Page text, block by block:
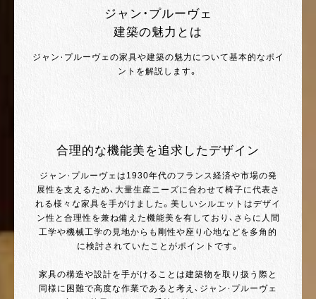
ジャン・プルーヴェ
建築の魅力とは
ジャン・プルーヴェの家具や建築の魅力について基本的なポイ
ントを解説します。
合理的な機能美を追求したデザイン
ジャン・プルーヴェは1930年代のフランス経済や市場の発
展性を支えるため、大量生産ニーズに合わせて椅子に代表さ
れる様々な家具を手がけました。美しいシルエットはデザイ
ン性と合理性を兼ね備えた機能美を有しており、さらに人間
工学や機械工学の見地からも剛性や座り心地などを多角的
に検討されていたことがポイントです。
家具の構造や設計を手がけることは建築物を取り扱う際と
同様に困難で高度な作業であると考え、ジャン・プルーヴェ